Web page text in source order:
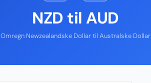
NZD til AUD
Omregn Newzealandske Dollar til Australske Dollar